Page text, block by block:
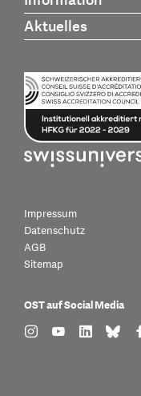
Aktuelles
Impressum
Datenschutz
AGB
Sitemap
OST auf Social Media
find us on:
find us on:
find us
find